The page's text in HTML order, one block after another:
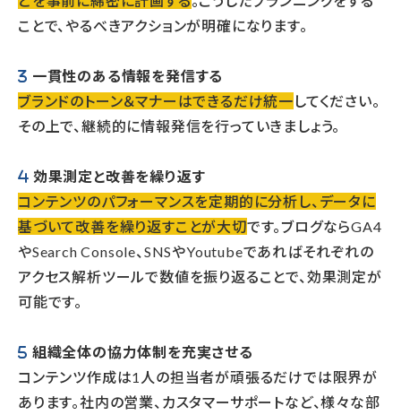
ことで、やるべきアクションが明確になります。
一貫性のある情報を発信する
ブランドのトーン＆マナーはできるだけ統一 してください。
その上で、継続的に情報発信を行っていきましょう。
効果測定と改善を繰り返す
コンテンツのパフォーマンスを定期的に分析し、データに
基づいて改善を繰り返すことが大切です。ブログならGA4
やSearch Console、SNSやYoutubeであればそれぞれの
アクセス解析ツールで数値を振り返ることで、効果測定が
可能です。
組織全体の協力体制を充実させる
コンテンツ作成は1人の担当者が頑張るだけでは限界が
あります。社内の営業、カスタマーサポートなど、様々な部